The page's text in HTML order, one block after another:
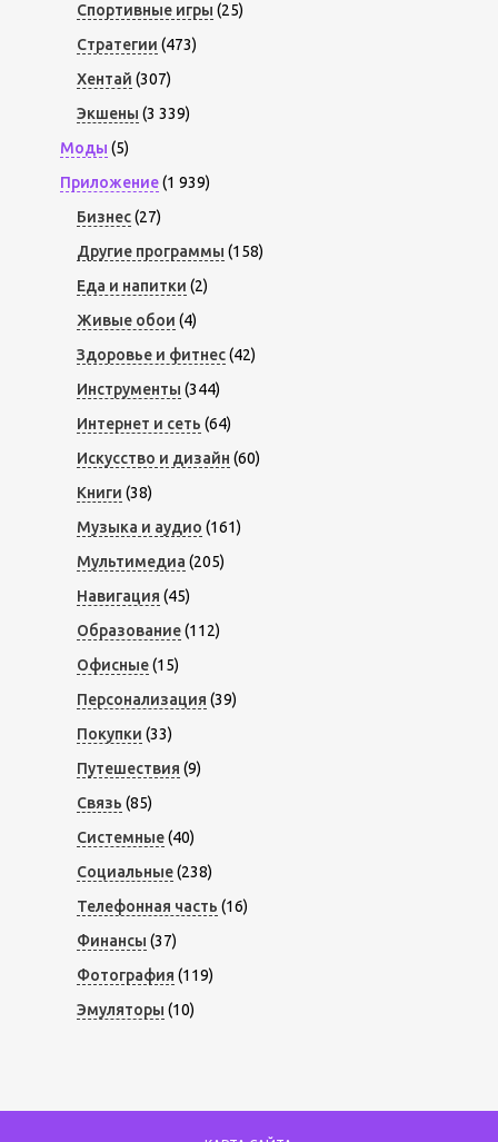
Спортивные игры (25)
Стратегии (473)
Хентай (307)
Экшены (3 339)
Моды (5)
Приложение(1 939)
Бизнес(27)
Другие программы (158)
Еда и напитки (2)
Живые обои (4)
Здоровье и фитнес(42)
Инструменты (344)
Интернет и сеть (64)
Искусство и дизайн (60)
Книги (38)
Музыка и аудио (161)
Мультимедиа (205)
Навигация (45)
Образование(112)
Офисные(15)
Персонализация (39)
Покупки (33)
Путешествия (9)
Связь (85)
Системные(40)
Социальные(238)
Телефонная часть (16)
Финансы (37)
Фотография (119)
Эмуляторы (10)